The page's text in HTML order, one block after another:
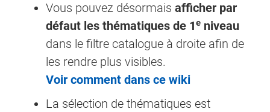
Vous pouvez désormais afficher par
défaut les thématiques de 1e niveau
dans le filtre catalogue à droite afin de
les rendre plus visibles.
Voir comment dans ce wiki
La sélection de thématiques est